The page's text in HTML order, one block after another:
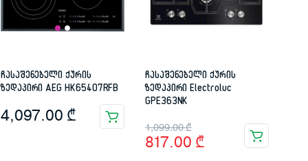
ჩასაშენებელი ქურის
ზედაპირი AEG HK65407RFB
4,097.00 ₾
ჩასაშენებელი ქურის
ზედაპირი Electroluc
GPE363NK
1,099.00₾
Original
price
817.00 ₾
Current
price